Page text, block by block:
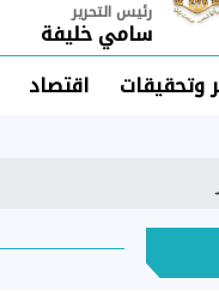
رئيس التحرير
سامي خليفة
وتحقيقات اقتصاد